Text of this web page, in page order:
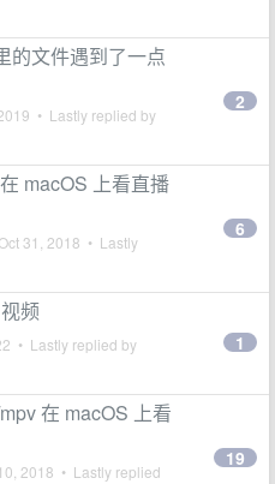
的文件遇到了一点
• Lastly replied by
2
macOS 上看直播
31, 2018 • Lastly
6
频
• Lastly replied by 1
在 macOS 上看
2018 • Lastly replied
19